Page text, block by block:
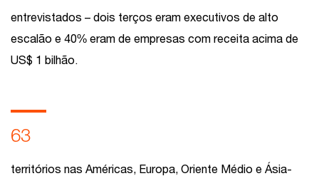
entrevistados – dois terços eram executivos de alto
escalão e 40% eram de empresas com receita acima de
US$ 1 bilhão.
63
territórios nas Américas, Europa, Oriente Médio e Ásia-